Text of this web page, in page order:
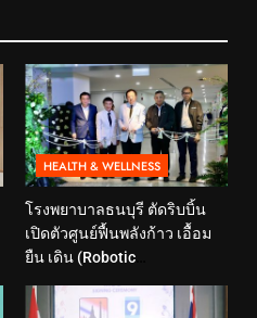
HEALTH & WELLNESS
โรงพยาบาลธนบุรี ตัดริบบิ้น
เปิดตัวศูนย์ฟื้นพลังก้าว เอื้อม
ยืน เดิน (Robotic
เทคโนโลยีสุดล้ำ หุ่นยนต์ฝึก